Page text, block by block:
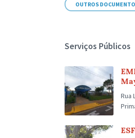
OUTROS
Serviços Públicos
Rua